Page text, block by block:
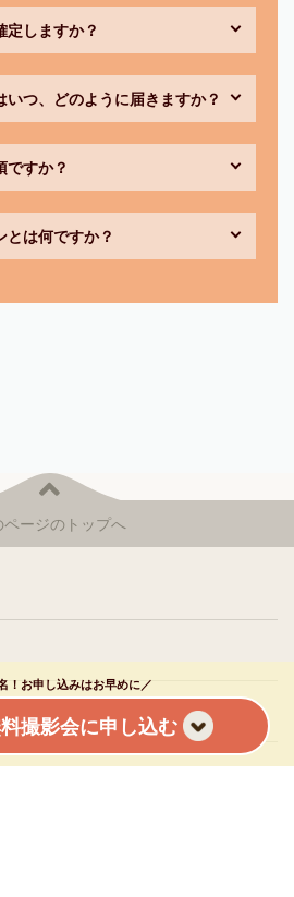
定しますか？
いつ、どのように届きますか？
ですか？
とは何ですか？
！お申し込みはお早めに／
撮影会に申し込む
ページのトップへ
ちら